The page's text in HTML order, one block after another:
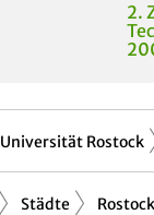
2.
Universität Rostock
Städte Rostock